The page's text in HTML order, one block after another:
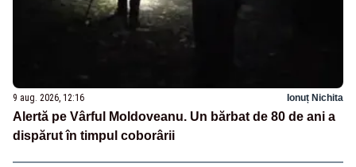
9 aug. 2026, 12:16 Ionuț Nichita
Alertă pe Vârful Moldoveanu. Un bărbat de 80 de ani a
dispărut în timpul coborârii